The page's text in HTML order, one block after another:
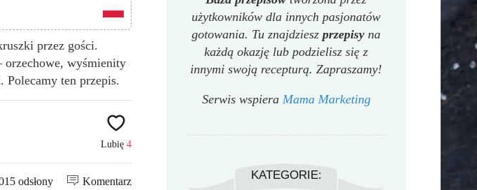
przez gości.
wyśmienity
Polecamy ten przepis.
Lubię 4
Komentarz
odsłony
użytkowników dla innych pasjonatów
gotowania. Tu znajdziesz przepisy na
każdą okazję lub podzielisz się z
innymi swoją recepturą. Zapraszamy!
Serwis wspiera Mama Marketing
KATEGORIE: